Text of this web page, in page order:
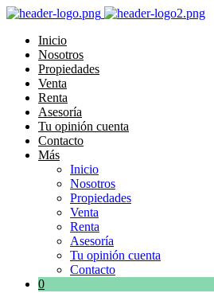
Inicio
Nosotros
Propiedades
Venta
Renta
Asesoría
Tu opinión cuenta
Contacto
Más
Inicio
Nosotros
Propiedades
Venta
Renta
Asesoría
Tu opinión cuenta
Contacto
0